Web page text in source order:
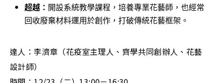
超越： 開設系統教學課程，培養專業花藝師，也經常
回收廢棄材料運用於創作，打破傳統花藝框架。
達人：李濟章（花疫室主理人、齊學共同創辦人、花藝
設計師）